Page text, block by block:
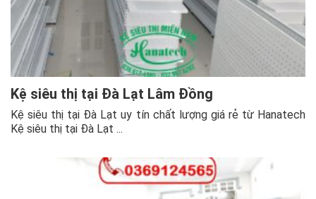
Kệ siêu thị tại Đà Lạt Lâm Đồng
Kệ siêu thị tại Đà Lạt uy tín chất lượng giá rẻ từ Hanatech
Kệ siêu thị tại Đà Lạt ...